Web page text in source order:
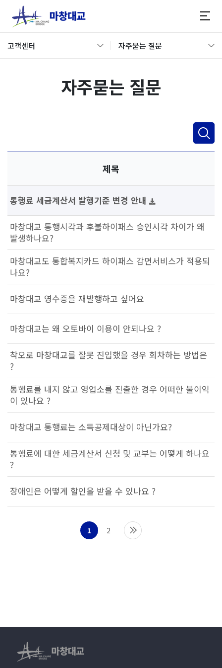
고객센터 자주묻는 질문
자주묻는 질문
제목
통행료 세금계산서 발행기준 변경 안내
마창대교 통행시각과 후불하이패스 승인시각 차이가 왜
발생하나요?
마창대교도 통합복지카드 하이패스 감면서비스가 적용되
나요?
마창대교 영수증을 재발행하고 싶어요
마창대교는 왜 오토바이 이용이 안되나요 ?
착오로 마창대교를 잘못 진입했을 경우 회차하는 방법은
?
통행료를 내지 않고 영업소를 진출한 경우 어떠한 불이익
이 있나요 ?
마창대교 통행료는 소득공제대상이 아닌가요?
통행료에 대한 세금계산서 신청 및 교부는 어떻게 하나요
?
장애인은 어떻게 할인을 받을 수 있나요 ?
1 2